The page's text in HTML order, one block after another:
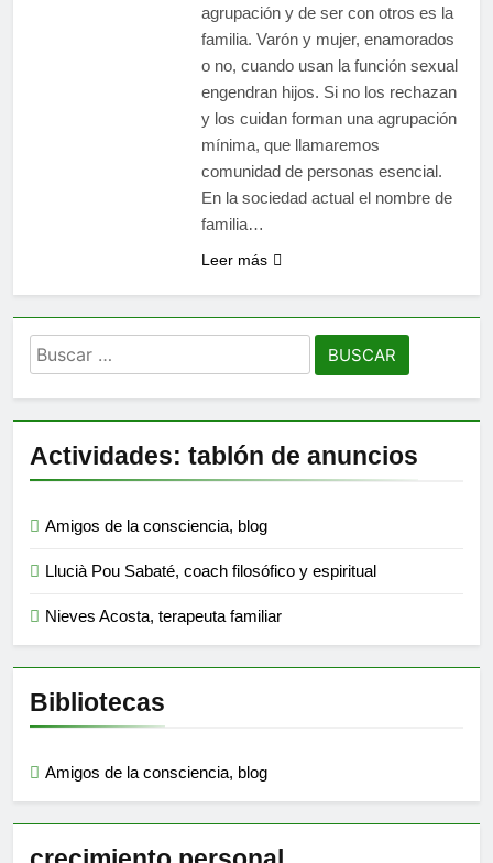
agrupación y de ser con otros es la
familia. Varón y mujer, enamorados
o no, cuando usan la función sexual
engendran hijos. Si no los rechazan
y los cuidan forman una agrupación
mínima, que llamaremos
comunidad de personas esencial.
En la sociedad actual el nombre de
familia…
Leer más
Buscar:
Actividades: tablón de anuncios
Amigos de la consciencia, blog
Llucià Pou Sabaté, coach filosófico y espiritual
Nieves Acosta, terapeuta familiar
Bibliotecas
Amigos de la consciencia, blog